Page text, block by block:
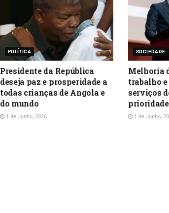
POLÍTICA
Presidente da República
deseja paz e prosperidade a
todas crianças de Angola e
do mundo
1 de Junho, 2026
SOCIEDADE
Melhoria
trabalho
serviços
1 de Junho,